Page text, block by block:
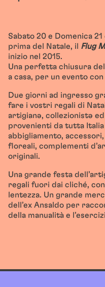
Sabato 20 e Domenica
prima del Natale, il Flug
inizio nel 2015.
Una perfetta chiusura
a casa, per un evento
Due giorni ad ingresso
fare i vostri regali di
artigianə, collezionistə
provenienti da tutta
abbigliamento,
floreali, complementi
originali.
Una grande festa
regali fuori dai cliché,
lentezza. Un grande
dell’ex Ansaldo per
della manualità e